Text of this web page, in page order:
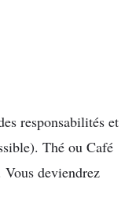
responsabilités et
Thé ou Café
deviendrez